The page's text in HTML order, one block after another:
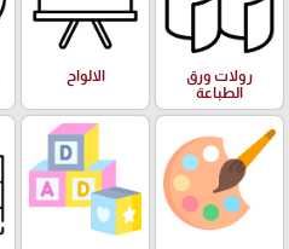
رولات ورق
الطباعة
الالواح